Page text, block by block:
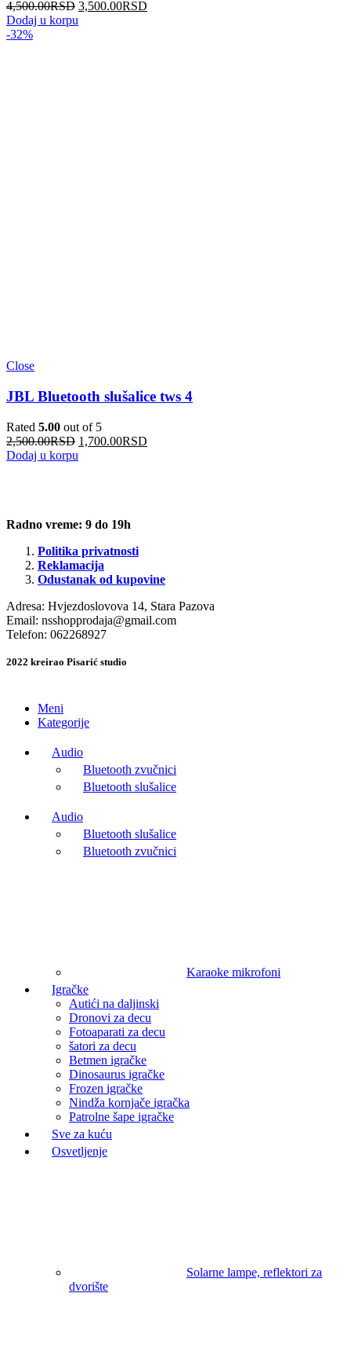
4,500.00RSD 3,500.00RSD
Dodaj u korpu
-32%
Close
JBL Bluetooth slušalice tws 4
Rated 5.00 out of 5
2,500.00RSD 1,700.00RSD
Dodaj u korpu
Radno vreme: 9 do 19h
Politika privatnosti
Reklamacija
Odustanak od kupovine
Adresa: Hvjezdoslovova 14, Stara Pazova
Email: nsshopprodaja@gmail.com
Telefon: 062268927
2022 kreirao Pisarić studio
Meni
Kategorije
Audio
Bluetooth zvučnici
Bluetooth slušalice
Audio
Bluetooth slušalice
Bluetooth zvučnici
Karaoke mikrofoni
Igračke
Autići na daljinski
Dronovi za decu
Fotoaparati za decu
šatori za decu
Betmen igračke
Dinosaurus igračke
Frozen igračke
Nindža kornjače igračka
Patrolne šape igračke
Sve za kuću
Osvetljenje
Solarne lampe, reflektori za
dvorište